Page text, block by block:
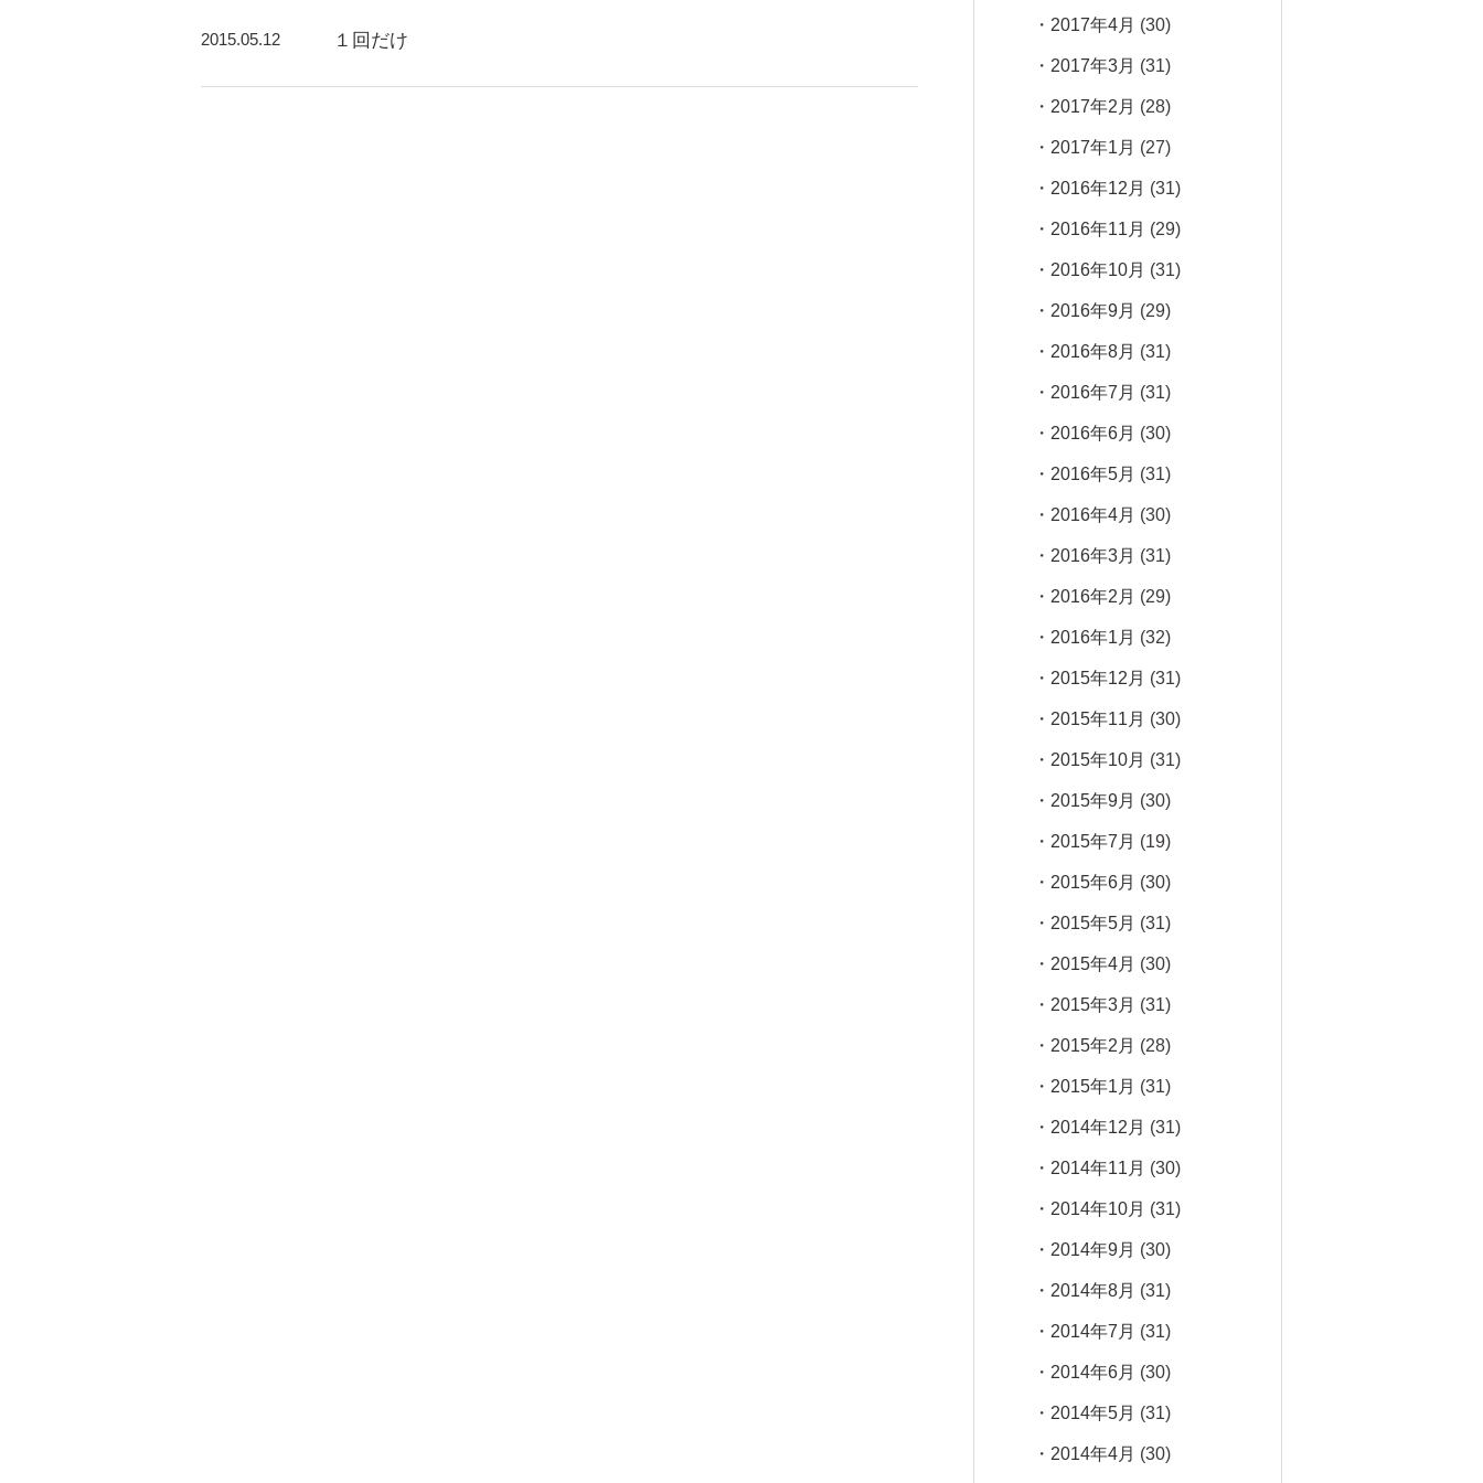
2015.05.12 １回だけ
2017年4月 (30)
2017年3月 (31)
2017年2月 (28)
2017年1月 (27)
2016年12月 (31)
2016年11月 (29)
2016年10月 (31)
2016年9月 (29)
2016年8月 (31)
2016年7月 (31)
2016年6月 (30)
2016年5月 (31)
2016年4月 (30)
2016年3月 (31)
2016年2月 (29)
2016年1月 (32)
2015年12月 (31)
2015年11月 (30)
2015年10月 (31)
2015年9月 (30)
2015年7月 (19)
2015年6月 (30)
2015年5月 (31)
2015年4月 (30)
2015年3月 (31)
2015年2月 (28)
2015年1月 (31)
2014年12月 (31)
2014年11月 (30)
2014年10月 (31)
2014年9月 (30)
2014年8月 (31)
2014年7月 (31)
2014年6月 (30)
2014年5月 (31)
2014年4月 (30)